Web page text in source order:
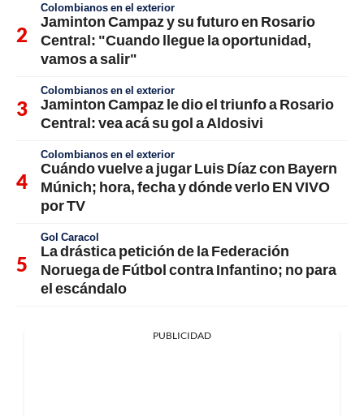
Colombianos en el exterior
Jaminton Campaz y su futuro en Rosario
Central: "Cuando llegue la oportunidad,
vamos a salir"
Colombianos en el exterior
Jaminton Campaz le dio el triunfo a Rosario
Central: vea acá su gol a Aldosivi
Colombianos en el exterior
Cuándo vuelve a jugar Luis Díaz con Bayern
Múnich; hora, fecha y dónde verlo EN VIVO
por TV
Gol Caracol
La drástica petición de la Federación
Noruega de Fútbol contra Infantino; no para
el escándalo
PUBLICIDAD